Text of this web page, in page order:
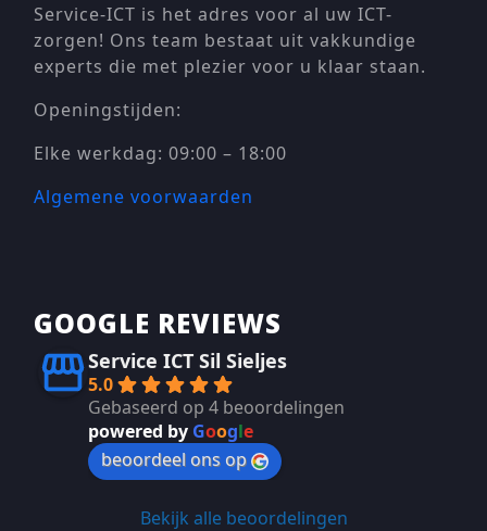
Service-ICT is het adres voor al uw ICT-
zorgen! Ons team bestaat uit vakkundige
experts die met plezier voor u klaar staan.
Openingstijden:
Elke werkdag: 09:00 – 18:00
Algemene voorwaarden
GOOGLE REVIEWS
Service ICT Sil Sieljes
5.0
Gebaseerd op 4 beoordelingen
powered by Google
beoordeel ons op
Bekijk alle beoordelingen